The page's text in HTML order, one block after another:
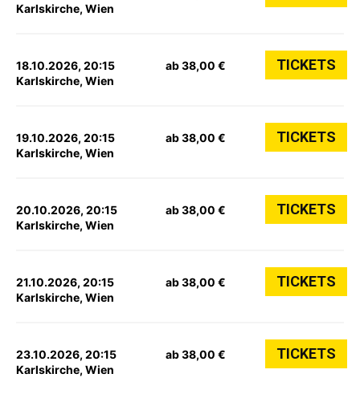
Karlskirche, Wien
18.10.2026, 20:15
Karlskirche, Wien
ab 38,00 € TICKETS
19.10.2026, 20:15
Karlskirche, Wien
ab 38,00 € TICKETS
20.10.2026, 20:15
Karlskirche, Wien
ab 38,00 € TICKETS
21.10.2026, 20:15
Karlskirche, Wien
ab 38,00 € TICKETS
23.10.2026, 20:15
Karlskirche, Wien
ab 38,00 € TICKETS